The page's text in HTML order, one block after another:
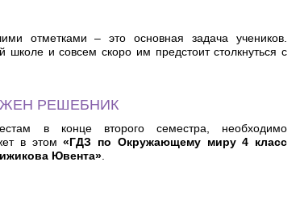
отметками – это основная задача учеников.
и совсем скоро им предстоит столкнуться с
РЕШЕБНИК
в конце второго семестра, необходимо
в этом«ГДЗ по Окружающему миру 4 класс
Ювента»